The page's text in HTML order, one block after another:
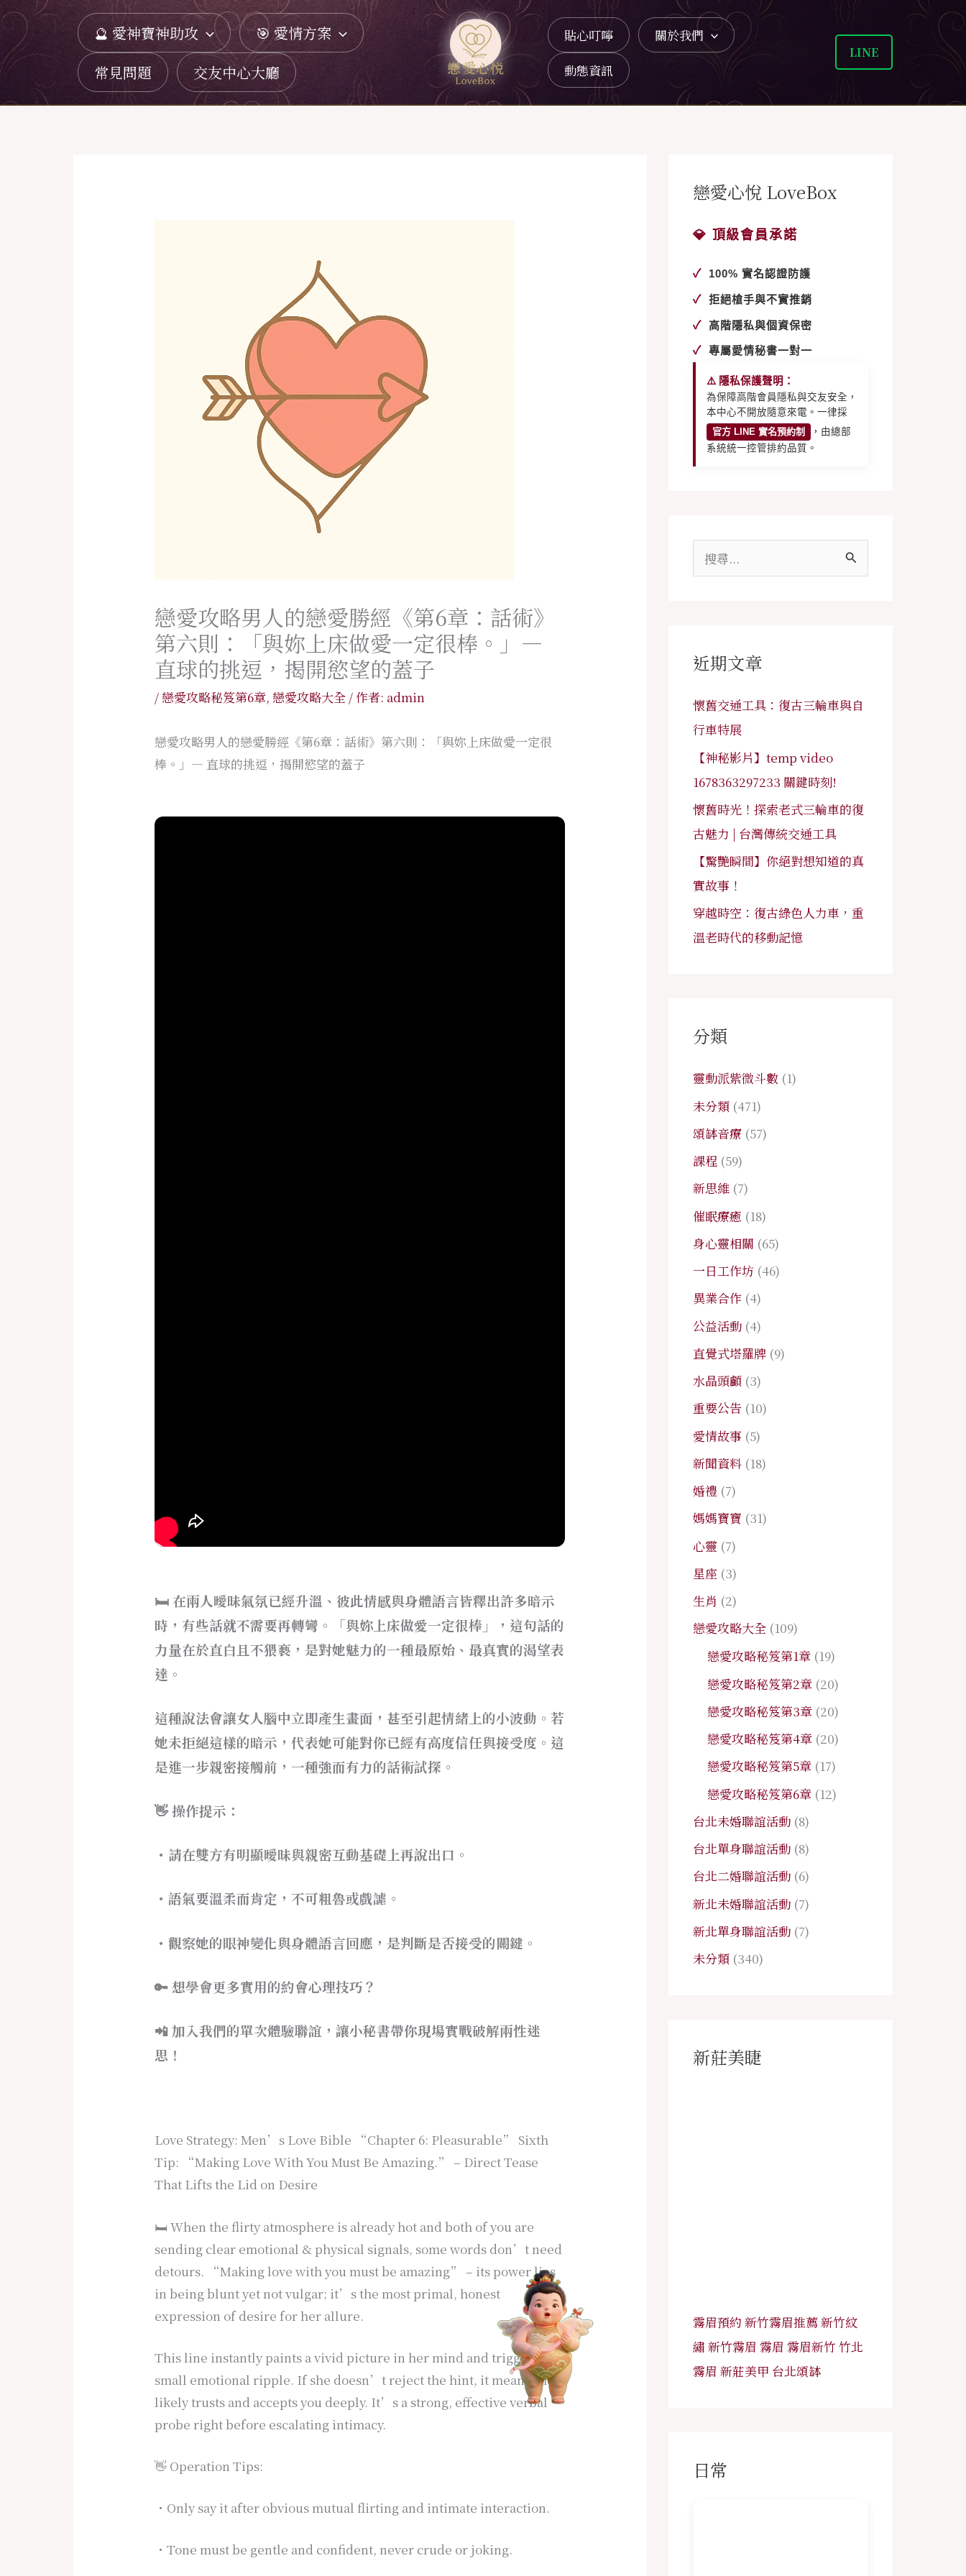
跳
至
主
要
內
🔮 愛神寶神助攻
🎯 愛情方案
常見問題
交友中心大廳
貼心叮嚀
關於我們
動態資訊
LINE
戀愛攻略男人的戀愛勝經《第6章：話術》
第六則：「與妳上床做愛一定很棒。」—
直球的挑逗，揭開慾望的蓋子
/ 戀愛攻略秘笈第6章, 戀愛攻略大全 / 作者: admin
戀愛攻略男人的戀愛勝經《第6章：話術》第六則：「與妳上床做愛一定很
棒。」— 直球的挑逗，揭開慾望的蓋子
🛏️ 在兩人曖昧氣氛已經升溫、彼此情感與身體語言皆釋出許多暗示
時，有些話就不需要再轉彎。「與妳上床做愛一定很棒」，這句話的
力量在於直白且不猥褻，是對她魅力的一種最原始、最真實的渴望表
達。
這種說法會讓女人腦中立即產生畫面，甚至引起情緒上的小波動。若
她未拒絕這樣的暗示，代表她可能對你已經有高度信任與接受度。這
是進一步親密接觸前，一種強而有力的話術試探。
👋 操作提示：
・請在雙方有明顯曖昧與親密互動基礎上再說出口。
・語氣要溫柔而肯定，不可粗魯或戲謔。
・觀察她的眼神變化與身體語言回應，是判斷是否接受的關鍵。
🔑 想學會更多實用的約會心理技巧？
📲 加入我們的單次體驗聯誼，讓小秘書帶你現場實戰破解兩性迷
思！
Love Strategy: Men’s Love Bible “Chapter 6: Pleasurable” Sixth
Tip: “Making Love With You Must Be Amazing.” – Direct Tease
That Lifts the Lid on Desire
🛏️ When the flirty atmosphere is already hot and both of you are
sending clear emotional & physical signals, some words don’t need
detours. “Making love with you must be amazing” – its power lies
in being blunt yet not vulgar; it’s the most primal, honest
expression of desire for her allure.
This line instantly paints a vivid picture in her mind and triggers a
small emotional ripple. If she doesn’t reject the hint, it means she
likely trusts and accepts you deeply. It’s a strong, effective verbal
probe right before escalating intimacy.
👋 Operation Tips:
・Only say it after obvious mutual flirting and intimate interaction.
・Tone must be gentle and confident, never crude or joking.
戀愛心悅 LoveBox
💎 頂級會員承諾
✓ 100% 實名認證防護
✓ 拒絕槍手與不實推銷
✓ 高階隱私與個資保密
✓ 專屬愛情秘書一對一
⚠️ 隱私保護聲明：
為保障高階會員隱私與交友安全，
本中心不開放隨意來電。一律採
官方 LINE 實名預約制
，由總部
系統統一控管排約品質。
字
近期文章
懷舊交通工具：復古三輪車與自
行車特展
【神秘影片】temp video
1678363297233 關鍵時刻!
懷舊時光！探索老式三輪車的復
古魅力 | 台灣傳統交通工具
【驚艷瞬間】你絕對想知道的真
實故事！
穿越時空：復古綠色人力車，重
溫老時代的移動記憶
分類
靈動派紫微斗數 (1)
未分類 (471)
頌缽音療 (57)
課程 (59)
新思維 (7)
催眠療癒 (18)
身心靈相關 (65)
一日工作坊 (46)
異業合作 (4)
公益活動 (4)
直覺式塔羅牌 (9)
水晶頭顱 (3)
重要公告 (10)
愛情故事 (5)
新聞資料 (18)
婚禮 (7)
媽媽寶寶 (31)
心靈 (7)
星座 (3)
生肖 (2)
戀愛攻略大全 (109)
戀愛攻略秘笈第1章 (19)
戀愛攻略秘笈第2章 (20)
戀愛攻略秘笈第3章 (20)
戀愛攻略秘笈第4章 (20)
戀愛攻略秘笈第5章 (17)
戀愛攻略秘笈第6章 (12)
台北未婚聯誼活動 (8)
台北單身聯誼活動 (8)
台北二婚聯誼活動 (6)
新北未婚聯誼活動 (7)
新北單身聯誼活動 (7)
未分類 (340)
新莊美睫
霧眉預約 新竹霧眉推薦新竹紋
繡 新竹霧眉 霧眉 霧眉新竹 竹北
霧眉 新莊美甲 台北頌缽
日常